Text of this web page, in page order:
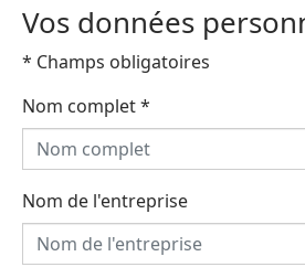
Vos données
* Champs obligatoires
Nom complet*
Nom de l'entreprise